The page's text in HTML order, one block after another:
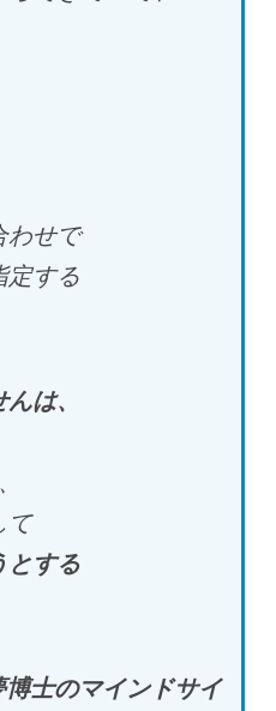
わせで
定する
は、
、
て
とする
士のマインドサイ